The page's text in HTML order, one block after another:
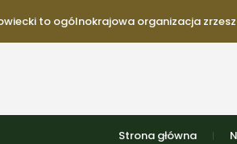
to ogólnokrajowa organizacja
Strona główna